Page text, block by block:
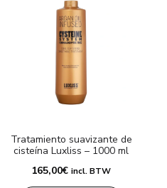
Tratamiento suavizante de
cisteína Luxliss – 1000 ml
165,00€ incl. BTW